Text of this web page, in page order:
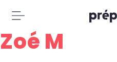
Zoé M